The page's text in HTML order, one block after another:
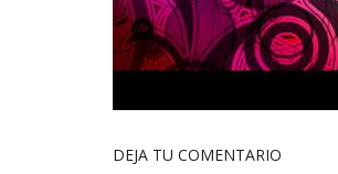
DEJA TU COMENTARIO